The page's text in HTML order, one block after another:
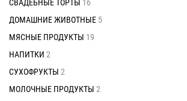
СВАДЕБНЫЕ ТОРТЫ 16
ДОМАШНИЕ ЖИВОТНЫЕ 5
МЯСНЫЕ ПРОДУКТЫ 19
НАПИТКИ 2
СУХОФРУКТЫ 2
МОЛОЧНЫЕ ПРОДУКТЫ 2